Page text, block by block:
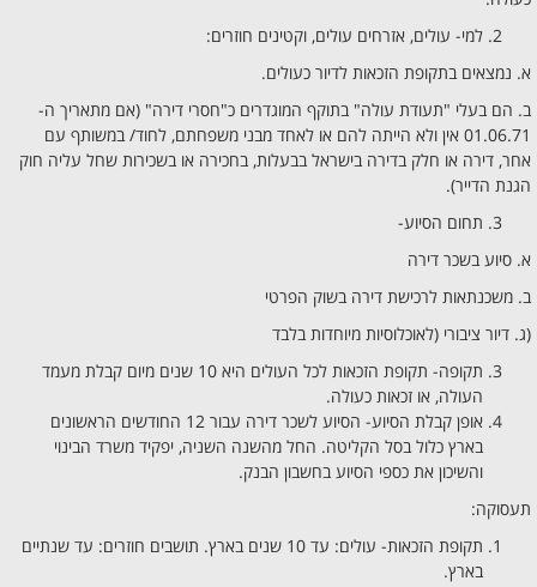
למי- עולים, אזרחים עולים, וקטינים חוזרים:
א. נמצאים בתקופת הזכאות לדיור כעולים.
ב. הם בעלי "תעודת עולה" בתוקף המוגדרים כ"חסרי דירה" (אם מתאריך ה-
01.06.71 אין ולא הייתה להם או לאחד מבני משפחתם, לחוד/ במשותף עם
אחר, דירה או חלק בדירה בישראל בבעלות, בחכירה או בשכירות שחל עליה חוק
הגנת הדייר).
תחום הסיוע-
א. סיוע בשכר דירה
ב. משכנתאות לרכישת דירה בשוק הפרטי
(ג. דיור ציבורי (לאוכלוסיות מיוחדות בלבד
תקופה- ​תקופת הזכאות לכל העולים היא 10 שנים מיום קבלת מעמד
העולה, או זכאות כעולה.
אופן קבלת הסיוע- הסיוע לשכר דירה עבור 12 החודשים הראשונים
בארץ כלול בסל הקליטה. החל מהשנה השניה, יפקיד משרד הבינוי
והשיכון את כספי הסיוע בחשבון הבנק.
תעסוקה:
תקופת הזכאות- עולים: עד 10 שנים בארץ. תושבים חוזרים: עד שנתיים
בארץ.